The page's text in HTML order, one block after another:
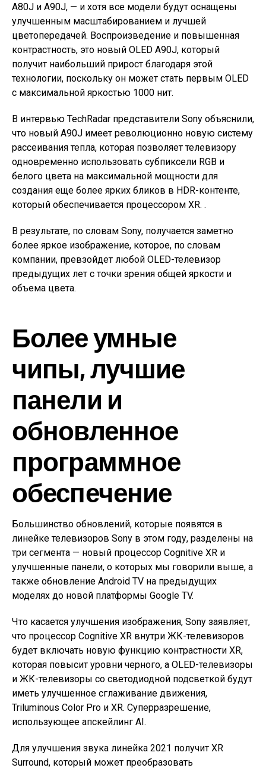
A80J и A90J, — и хотя все модели будут оснащены
улучшенным масштабированием и лучшей
цветопередачей. Воспроизведение и повышенная
контрастность, это новый OLED A90J, который
получит наибольший прирост благодаря этой
технологии, поскольку он может стать первым OLED
с максимальной яркостью 1000 нит.
В интервью TechRadar представители Sony объяснили,
что новый A90J имеет революционно новую систему
рассеивания тепла, которая позволяет телевизору
одновременно использовать субпиксели RGB и
белого цвета на максимальной мощности для
создания еще более ярких бликов в HDR-контенте,
который обеспечивается процессором XR. .
В результате, по словам Sony, получается заметно
более яркое изображение, которое, по словам
компании, превзойдет любой OLED-телевизор
предыдущих лет с точки зрения общей яркости и
объема цвета.
Более умные
чипы, лучшие
панели и
обновленное
программное
обеспечение
Большинство обновлений, которые появятся в
линейке телевизоров Sony в этом году, разделены на
три сегмента — новый процессор Cognitive XR и
улучшенные панели, о которых мы говорили выше, а
также обновление Android TV на предыдущих
моделях до новой платформы Google TV.
Что касается улучшения изображения, Sony заявляет,
что процессор Cognitive XR внутри ЖК-телевизоров
будет включать новую функцию контрастности XR,
которая повысит уровни черного, а OLED-телевизоры
и ЖК-телевизоры со светодиодной подсветкой будут
иметь улучшенное сглаживание движения,
Triluminous Color Pro и XR. Суперразрешение,
использующее апскейлинг AI.
Для улучшения звука линейка 2021 получит XR
Surround, который может преобразовать